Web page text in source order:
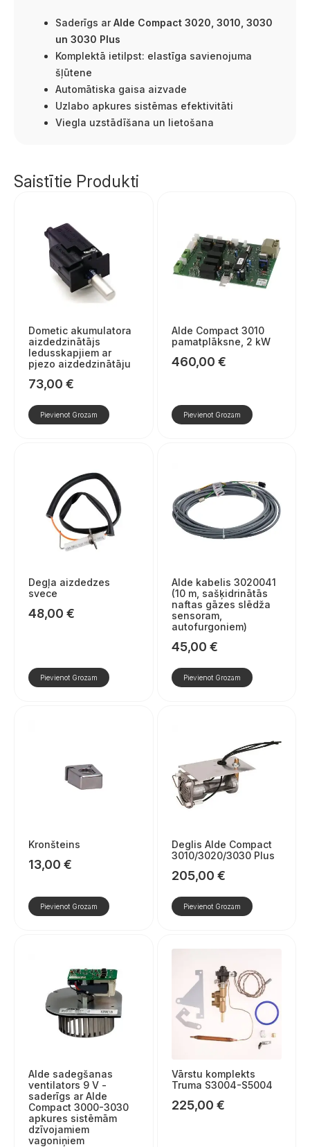
Saderīgs arAlde Compact 3020, 3010, 3030
un 3030 Plus
Komplektā ietilpst: elastīga savienojuma
šļūtene
Automātiska gaisa aizvade
Uzlabo apkures sistēmas efektivitāti
Viegla uzstādīšana un lietošana
Saistītie Produkti
Dometic akumulatora
aizdedzinātājs
ledusskapjiem ar
pjezo aizdedzinātāju
73,00 €
Pievienot Grozam
Alde Compact 3010
pamatplāksne, 2 kW
460,00 €
Pievienot Grozam
Degļa aizdedzes
svece
48,00 €
Pievienot Grozam
Alde kabelis 3020041
(10 m, sašķidrinātās
naftas gāzes slēdža
sensoram,
autofurgoniem)
45,00 €
Pievienot Grozam
Kronšteins
13,00 €
Pievienot Grozam
Deglis Alde Compact
3010/3020/3030 Plus
205,00 €
Pievienot Grozam
Alde sadegšanas
ventilators 9 V -
saderīgs ar Alde
Compact 3000-3030
apkures sistēmām
dzīvojamiem
vagoniņiem
Vārstu komplekts
Truma S3004-S5004
225,00 €